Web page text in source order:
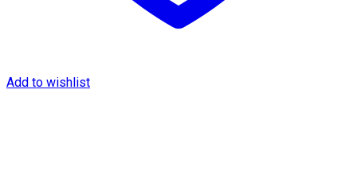
Add to wishlist